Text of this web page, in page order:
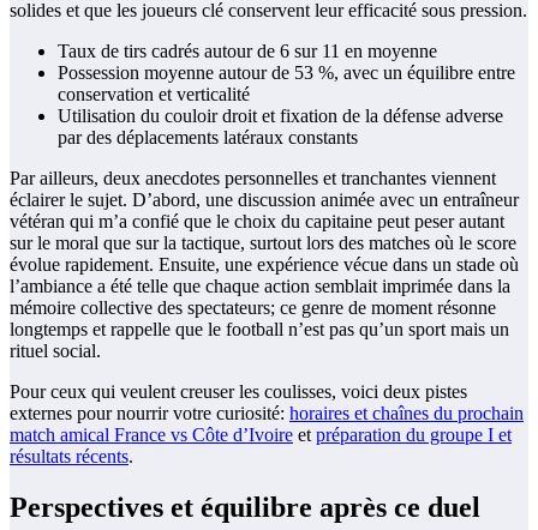
solides et que les joueurs clé conservent leur efficacité sous pression.
Taux de tirs cadrés autour de 6 sur 11 en moyenne
Possession moyenne autour de 53 %, avec un équilibre entre
conservation et verticalité
Utilisation du couloir droit et fixation de la défense adverse
par des déplacements latéraux constants
Par ailleurs, deux anecdotes personnelles et tranchantes viennent
éclairer le sujet. D’abord, une discussion animée avec un entraîneur
vétéran qui m’a confié que le choix du capitaine peut peser autant
sur le moral que sur la tactique, surtout lors des matches où le score
évolue rapidement. Ensuite, une expérience vécue dans un stade où
l’ambiance a été telle que chaque action semblait imprimée dans la
mémoire collective des spectateurs; ce genre de moment résonne
longtemps et rappelle que le football n’est pas qu’un sport mais un
rituel social.
Pour ceux qui veulent creuser les coulisses, voici deux pistes
externes pour nourrir votre curiosité: horaires et chaînes du prochain
match amical France vs Côte d’Ivoire etpréparation du groupe I et
résultats récents.
Perspectives et équilibre après ce duel